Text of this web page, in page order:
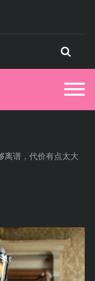
离谱，代价有点太大